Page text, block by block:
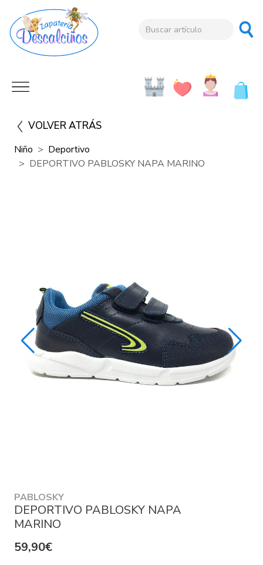
VOLVER ATRÁS
Niño
Deportivo
DEPORTIVO PABLOSKY NAPA MARINO
PABLOSKY
DEPORTIVO PABLOSKY NAPA
MARINO
59,90€